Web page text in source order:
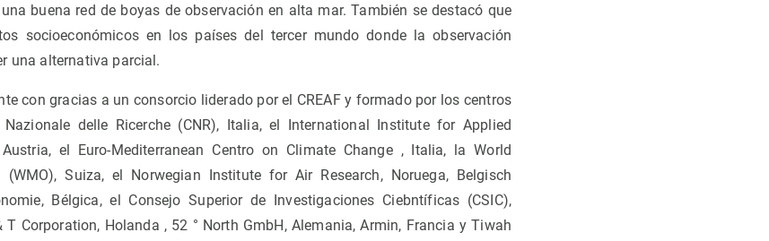
buena red de boyas de observación en alta mar. También se destacó que
socioeconómicos en los países del tercer mundo donde la observación
una alternativa parcial.
con gracias a un consorcio liderado por el CREAF y formado por los centros
delle Ricerche (CNR), Italia, el International Institute for Applied
el Euro-Mediterranean Centro on Climate Change , Italia, la World
(WMO), Suiza, el Norwegian Institute for Air Research, Noruega, Belgisch
Bélgica, el Consejo Superior de Investigaciones Ciebntíficas (CSIC),
T Corporation, Holanda , 52 ° North GmbH, Alemania, Armin, Francia y Tiwah